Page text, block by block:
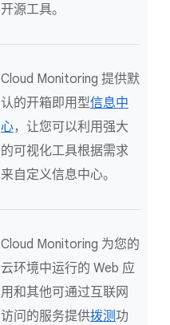
开源工具。
Cloud Monitoring 提供默
认的开箱即用型信息中
心，让您可以利用强大
的可视化工具根据需求
来自定义信息中心。
Cloud Monitoring 为您的
云环境中运行的 Web 应
用和其他可通过互联网
访问的服务提供拨测功